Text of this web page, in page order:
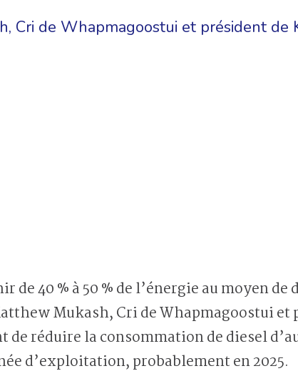
Cri de Whapmagoostui et président de
40 % à 50 % de l’énergie au moyen de
Mukash, Cri de Whapmagoostui et
réduire la consommation de diesel
d’exploitation, probablement en 2025.